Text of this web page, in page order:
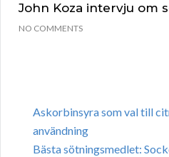
John Koza intervju om
NO COMMENTS
Askorbinsyra som val till
användning
Bästa sötningsmedlet: